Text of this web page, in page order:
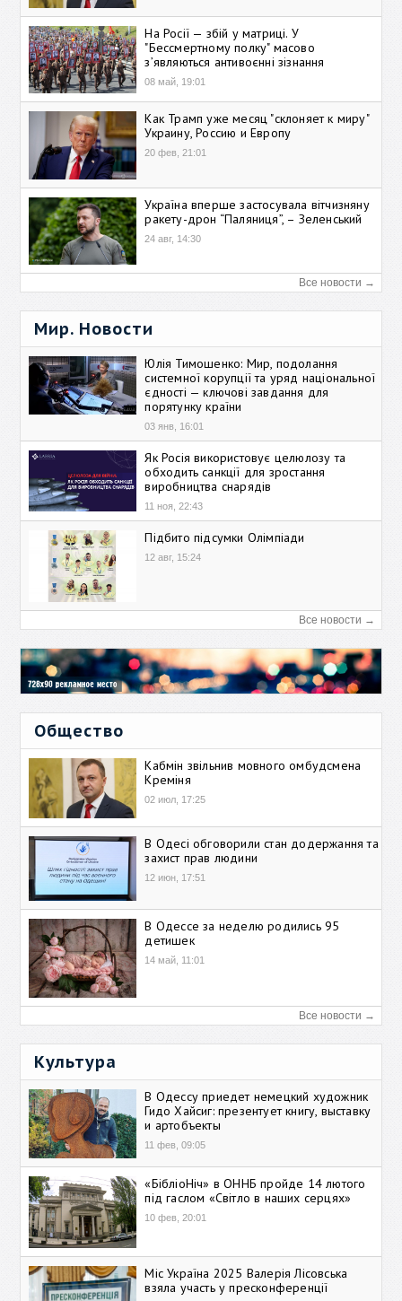
На Росії — збій у матриці. У
"Бессмертному полку" масово
зʼявляються антивоєнні зізнання
08 май, 19:01
Как Трамп уже месяц "склоняет к миру"
Украину, Россию и Европу
20 фев, 21:01
Україна вперше застосувала вітчизняну
ракету-дрон “Паляниця”, – Зеленський
24 авг, 14:30
Все новости →
Мир. Новости
Юлія Тимошенко: Мир, подолання
системної корупції та уряд національної
єдності — ключові завдання для
порятунку країни
03 янв, 16:01
Як Росія використовує целюлозу та
обходить санкції для зростання
виробництва снарядів
11 ноя, 22:43
Підбито підсумки Олімпіади
12 авг, 15:24
Все новости →
Общество
Кабмін звільнив мовного омбудсмена
Креміня
02 июл, 17:25
В Одесі обговорили стан додержання та
захист прав людини
12 июн, 17:51
В Одессе за неделю родились 95
детишек
14 май, 11:01
Все новости →
Культура
В Одессу приедет немецкий художник
Гидо Хайсиг: презентует книгу, выставку
и артобъекты
11 фев, 09:05
«БібліоНіч» в ОННБ пройде 14 лютого
під гаслом «Світло в наших серцях»
10 фев, 20:01
Міс Україна 2025 Валерія Лісовська
взяла участь у пресконференції